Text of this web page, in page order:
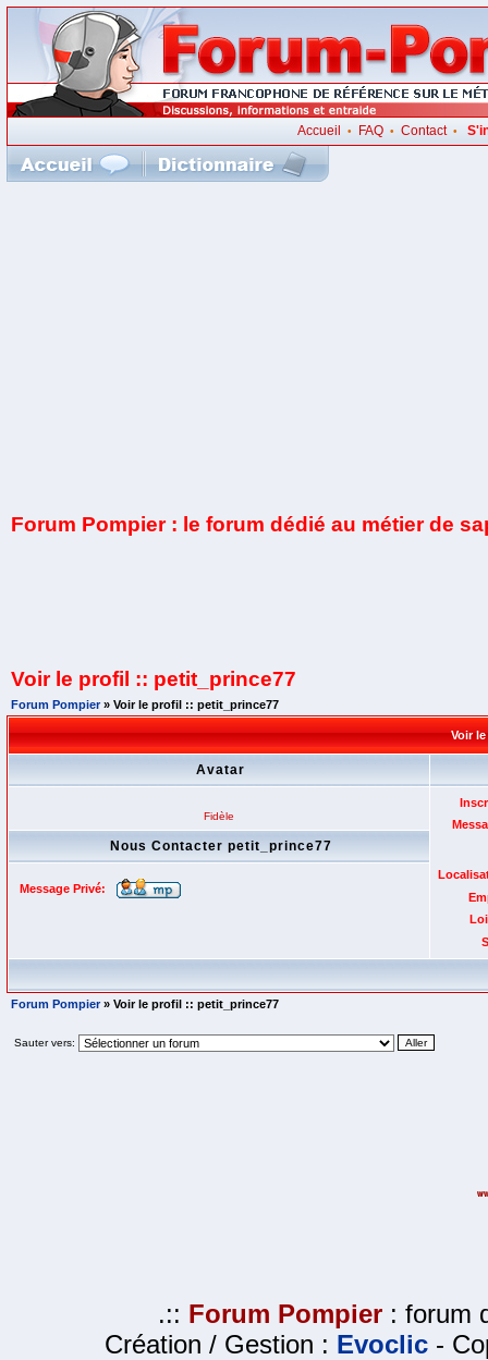
Accueil • FAQ •Contact•
Forum Pompier : le forum dédié au métier de
Voir le profil :: petit_prince77
Forum Pompier» Voir le profil :: petit_prince77
Voir
Avatar
Fidèle
Nous Contacter petit_prince77
Message Privé:
Forum Pompier» Voir le profil :: petit_prince77
Sauter vers:
.:: Forum Pompier : forum
Création / Gestion : Evoclic -